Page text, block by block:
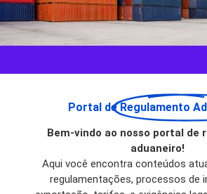
Portal de Regulamento
Bem-vindo ao nosso portal de
aduaneiro!
Aqui você encontra conteúdos
regulamentações, processos de